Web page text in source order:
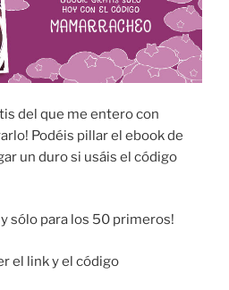
del que me entero con
Podéis pillar el ebook de
un duro si usáis el código
y sólo para los 50 primeros!
el link y el código